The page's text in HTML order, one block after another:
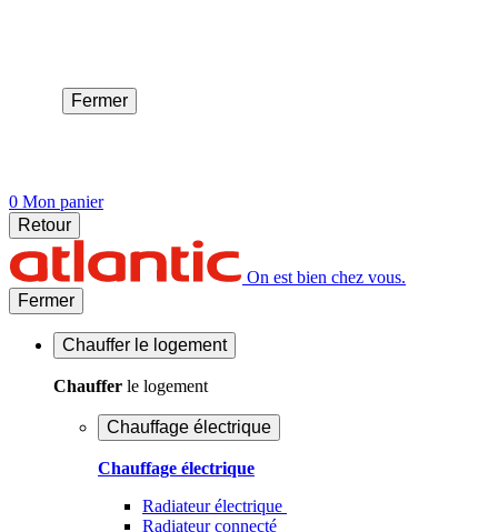
Fermer
0 Mon panier
Retour
On est bien chez vous.
Fermer
Chauffer le logement
Chauffer le logement
Chauffage électrique
Chauffage électrique
Radiateur électrique
Radiateur connecté